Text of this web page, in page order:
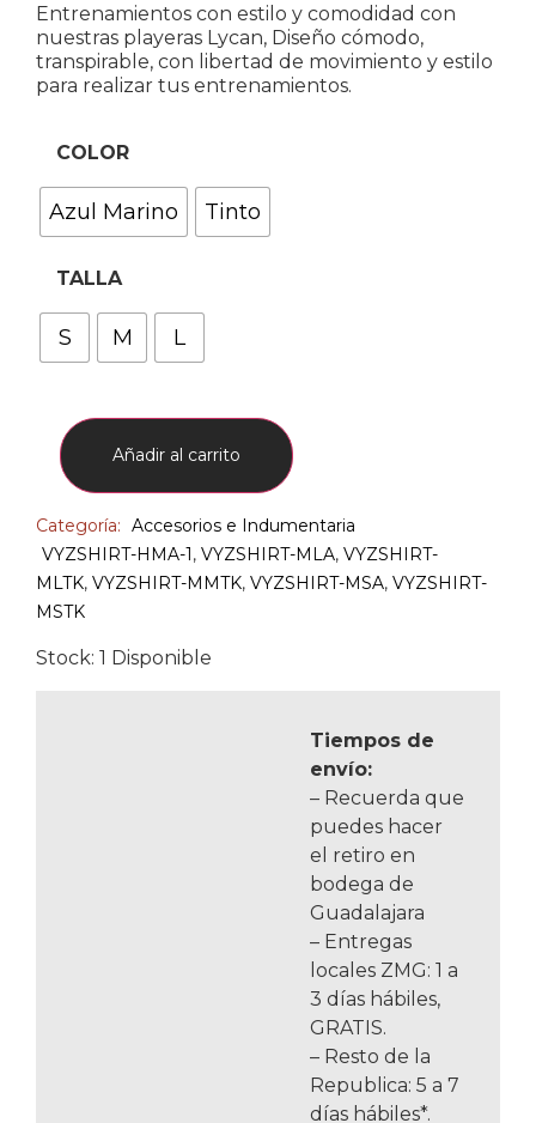
Entrenamientos con estilo y comodidad con
nuestras playeras Lycan, Diseño cómodo,
transpirable, con libertad de movimiento y estilo
para realizar tus entrenamientos.
COLOR
Azul Marino Tinto
TALLA
S M L
Añadir al carrito
Categoría: Accesorios e Indumentaria
VYZSHIRT-HMA-1, VYZSHIRT-MLA, VYZSHIRT-
MLTK, VYZSHIRT-MMTK, VYZSHIRT-MSA, VYZSHIRT-
MSTK
Stock: 1 Disponible
Tiempos de
envío:
– Recuerda que
puedes hacer
el retiro en
bodega de
Guadalajara
– Entregas
locales ZMG: 1 a
3 días hábiles,
GRATIS.
– Resto de la
Republica: 5 a 7
días hábiles*.